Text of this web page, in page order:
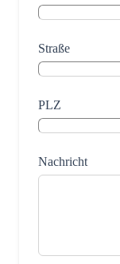
Straße
PLZ
Nachricht